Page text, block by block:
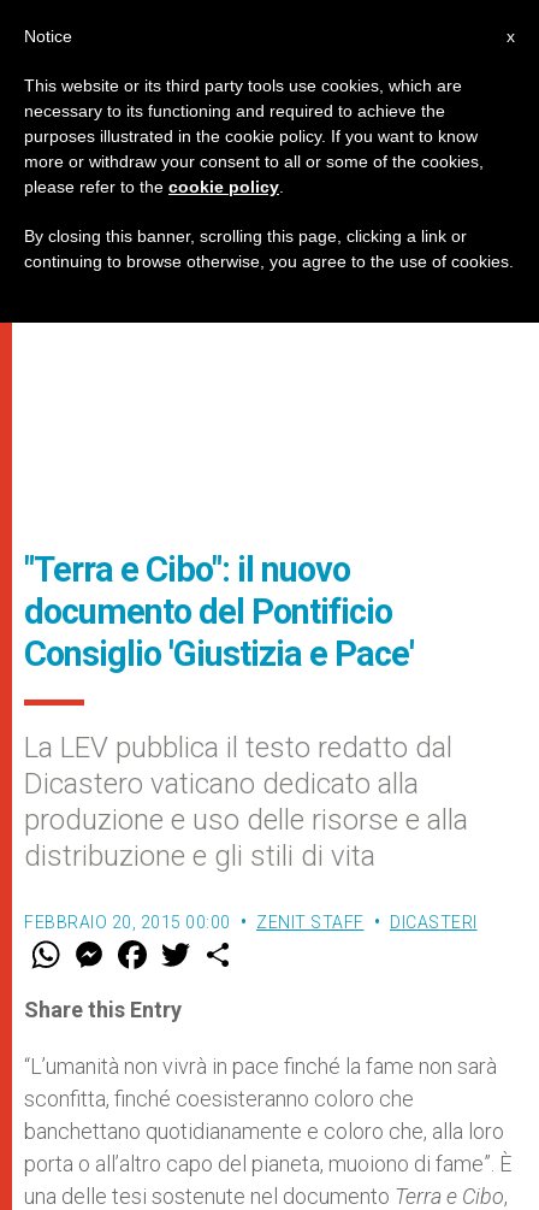
"Terra e Cibo": il nuovo
documento del Pontificio
Consiglio 'Giustizia e Pace'
La LEV pubblica il testo redatto dal
Dicastero vaticano dedicato alla
produzione e uso delle risorse e alla
distribuzione e gli stili di vita
FEBBRAIO 20, 2015 00:00 ZENIT STAFF DICASTERI
W
t
s
p
p
M
e
s
e
g
e
r
F
a
e
b
o
k
w
r
Share this Entry
“L’umanità non vivrà in pace finché la fame non sarà
sconfitta, finché coesisteranno coloro che
banchettano quotidianamente e coloro che, alla loro
porta o all’altro capo del pianeta, muoiono di fame”. È
una delle tesi sostenute nel documento Terra e Cibo,
x
Notice
This website or its third party tools use cookies, which are
necessary to its functioning and required to achieve the
purposes illustrated in the cookie policy. If you want to know
more or withdraw your consent to all or some of the cookies,
please refer to the cookie policy
By closing this banner, scrolling this page, clicking a link or
continuing to browse otherwise, you agree to the use of cookies.